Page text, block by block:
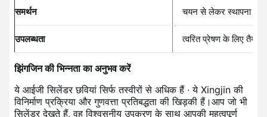
समर्थन चयन से लेकर स्थापना तक
उपलब्धता त्वरित प्रेषण के लिए तैयार
झिंगजिन की भिन्नता का अनुभव करें
ये आईजी सिलेंडर छवियां सिर्फ तस्वीरों से अधिक हैं ∙ ये Xingjin की
विनिर्माण प्रक्रिया और गुणवत्ता प्रतिबद्धता की खिड़की हैं।आप जो भी
सिलेंडर देखते हैं, वह विश्वसनीय उपकरण के साथ आपकी महत्वपूर्ण